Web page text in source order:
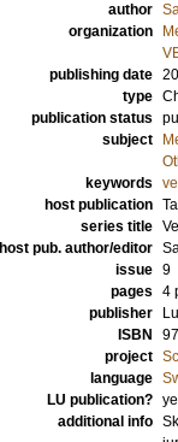
author
organization
publishing date
type
publication status
subject
keywords
host publication
series title
host pub. author/editor
issue 9
pages 4
publisher
ISBN
project
language
LU publication?
additional info